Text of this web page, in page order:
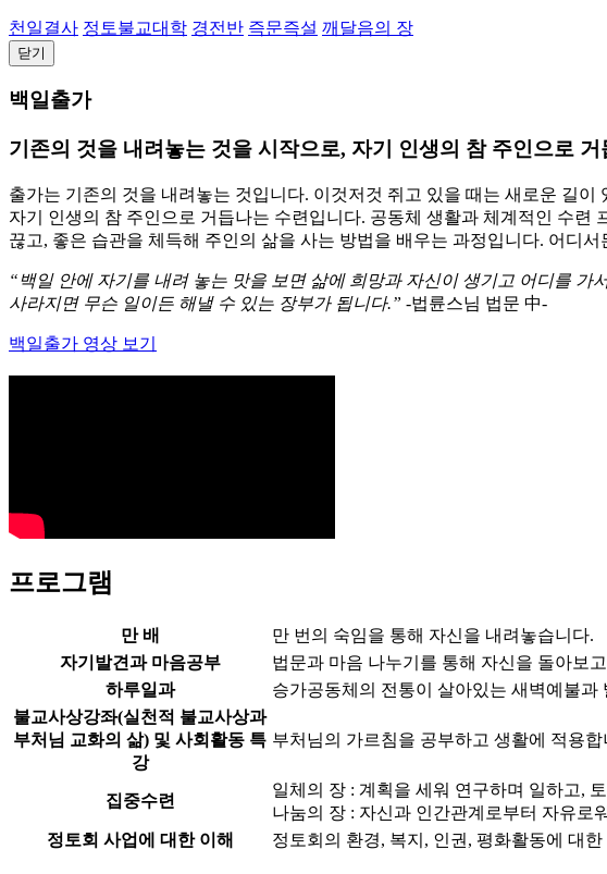
천일결사 정토불교대학 경전반 즉문즉설 깨달음의 장
닫기
백일출가
기존의 것을 내려놓는 것을 시작으로, 자기 인생의 참 주인으로
출가는 기존의 것을 내려놓는 것입니다. 이것저것 쥐고 있을 때는 새로운 길
자기 인생의 참 주인으로 거듭나는 수련입니다. 공동체 생활과 체계적인 수
끊고, 좋은 습관을 체득해 주인의 삶을 사는 방법을 배우는 과정입니다. 어디
“백일 안에 자기를 내려 놓는 맛을 보면 삶에 희망과 자신이 생기고 어디를
사라지면 무슨 일이든 해낼 수 있는 장부가 됩니다.” -법륜스님 법문 中-
백일출가 영상 보기
프로그램
만 배
만 번의 숙임을 통해 자신을 내려놓습니다.
자기발견과 마음공부
법문과 마음 나누기를 통해 자신을 돌아보
하루일과
승가공동체의 전통이 살아있는 새벽예불
불교사상강좌(실천적 불교사상과
부처님 교화의 삶) 및 사회활동 특
강
부처님의 가르침을 공부하고 생활에 적용
집중수련
일체의 장 : 계획을 세워 연구하며 일하고,
나눔의 장 : 자신과 인간관계로부터 자유로
정토회 사업에 대한 이해
정토회의 환경, 복지, 인권, 평화활동에 대